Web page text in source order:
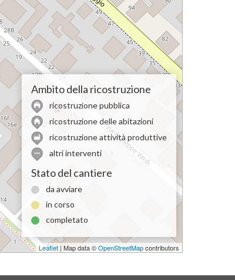
Ambito della ricostruzione
ricostruzione pubblica
ricostruzione delle abitazioni
ricostruzione attività produttive
altri interventi
Stato del cantiere
da avviare
in corso
completato
Leaflet | Map data ©OpenStreetMapcontributors